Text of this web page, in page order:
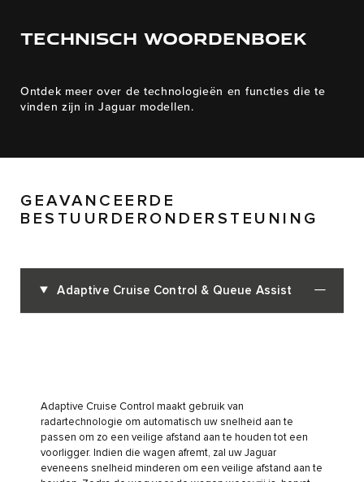
TECHNISCH WOORDENBOEK
Ontdek meer over de technologieën en functies die te
vinden zijn in Jaguar modellen.
GEAVANCEERDE
BESTUURDERONDERSTEUNING
Adaptive Cruise Control & Queue Assist
Adaptive Cruise Control maakt gebruik van
radartechnologie om automatisch uw snelheid aan te
passen om zo een veilige afstand aan te houden tot een
voorligger. Indien die wagen afremt, zal uw Jaguar
eveneens snelheid minderen om een veilige afstand aan te